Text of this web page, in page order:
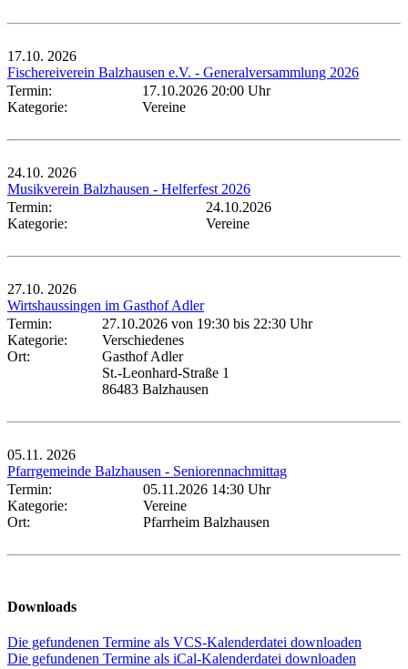
17.10. 2026
Fischereiverein Balzhausen e.V. - Generalversammlung 2026
Termin:
17.10.2026 20:00 Uhr
Kategorie:
Vereine
24.10. 2026
Musikverein Balzhausen - Helferfest 2026
Termin:
24.10.2026
Kategorie:
Vereine
27.10. 2026
Wirtshaussingen im Gasthof Adler
Termin:
27.10.2026 von 19:30 bis 22:30 Uhr
Kategorie:
Verschiedenes
Ort:
Gasthof Adler
St.-Leonhard-Straße 1
86483 Balzhausen
05.11. 2026
Pfarrgemeinde Balzhausen - Seniorennachmittag
Termin:
05.11.2026 14:30 Uhr
Kategorie:
Vereine
Ort:
Pfarrheim Balzhausen
Downloads
Die gefundenen Termine als VCS-Kalenderdatei downloaden
Die gefundenen Termine als iCal-Kalenderdatei downloaden